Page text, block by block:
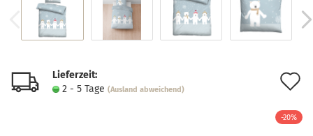
Lieferzeit:
2 - 5 Tage (Ausland abweichend)
-20%